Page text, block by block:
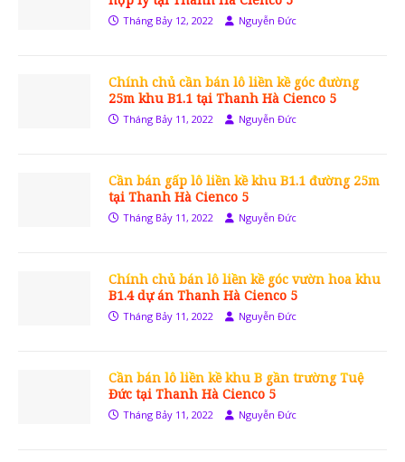
Tháng Bảy 12, 2022 Nguyễn Đức
Chính chủ cần bán lô liền kề góc đường
25m khu B1.1 tại Thanh Hà Cienco 5
Tháng Bảy 11, 2022 Nguyễn Đức
Cần bán gấp lô liền kề khu B1.1 đường 25m
tại Thanh Hà Cienco 5
Tháng Bảy 11, 2022 Nguyễn Đức
Chính chủ bán lô liền kề góc vườn hoa khu
B1.4 dự án Thanh Hà Cienco 5
Tháng Bảy 11, 2022 Nguyễn Đức
Cần bán lô liền kề khu B gần trường Tuệ
Đức tại Thanh Hà Cienco 5
Tháng Bảy 11, 2022 Nguyễn Đức